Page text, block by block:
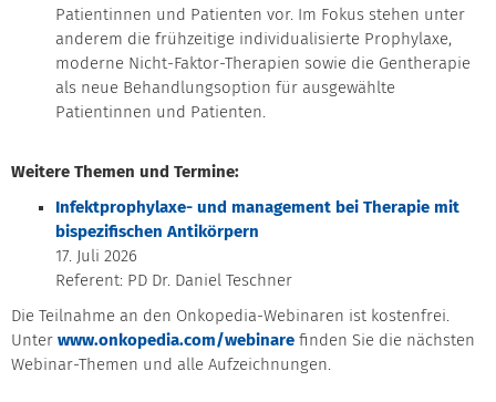
Patientinnen und Patienten vor. Im Fokus stehen unter
anderem die frühzeitige individualisierte Prophylaxe,
moderne Nicht-Faktor-Therapien sowie die Gentherapie
als neue Behandlungsoption für ausgewählte
Patientinnen und Patienten.
Weitere Themen und Termine:
Infektprophylaxe- und management bei Therapie mit
bispezifischen Antikörpern
17. Juli 2026
Referent: PD Dr. Daniel Teschner
Die Teilnahme an den Onkopedia-Webinaren ist kostenfrei.
Unter www.onkopedia.com/webinare finden Sie die nächsten
Webinar-Themen und alle Aufzeichnungen.